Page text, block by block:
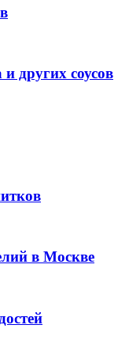
других соусов
в Москве